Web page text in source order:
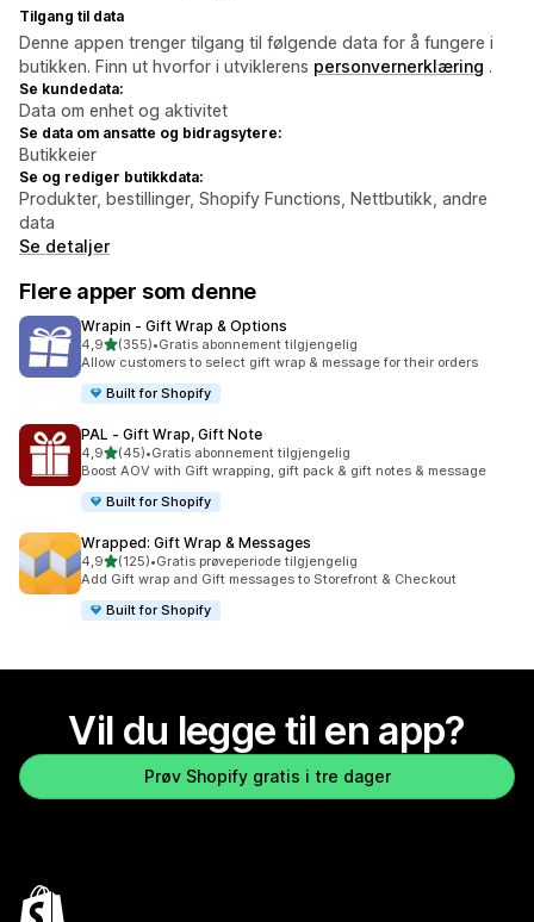
Tilgang til data
Denne appen trenger tilgang til følgende data for å fungere i
butikken. Finn ut hvorfor i utviklerens personvernerklæring .
Se kundedata:
Data om enhet og aktivitet
Se data om ansatte og bidragsytere:
Butikkeier
Se og rediger butikkdata:
Produkter, bestillinger, Shopify Functions, Nettbutikk, andre
data
Se detaljer
Flere apper som denne
Wrapin ‑ Gift Wrap & Options
4,9av 5 stjerner
(355)
Totalt 355 omtaler
•Gratis abonnement tilgjengelig
Allow customers to select gift wrap & message for their orders
Built for Shopify
PAL ‑ Gift Wrap, Gift Note
4,9av 5 stjerner
(45)
Totalt 45 omtaler
•Gratis abonnement tilgjengelig
Boost AOV with Gift wrapping, gift pack & gift notes & message
Built for Shopify
Wrapped: Gift Wrap & Messages
4,9av 5 stjerner
(125)
Totalt 125 omtaler
•Gratis prøveperiode tilgjengelig
Add Gift wrap and Gift messages to Storefront & Checkout
Built for Shopify
Vil du legge til en app?
Prøv Shopify gratis i tre dager